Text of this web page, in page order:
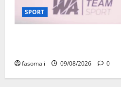
SPORT
fasomali 09/08/2026 0